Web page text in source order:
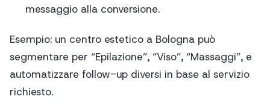
messaggio alla conversione.
Esempio: un centro estetico a Bologna può
segmentare per “Epilazione”, “Viso”, “Massaggi”, e
automatizzare follow-up diversi in base al servizio
richiesto.